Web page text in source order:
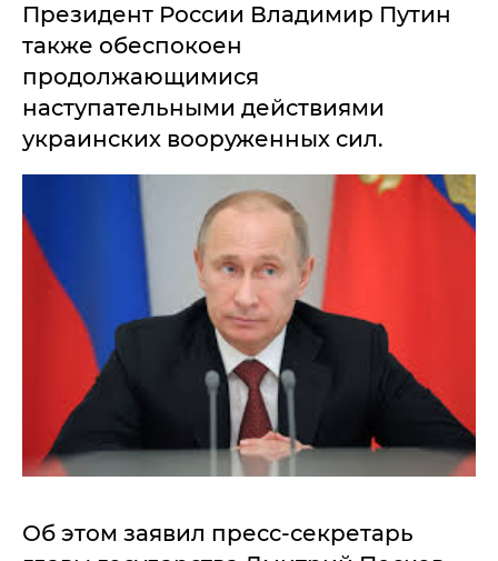
Президент России Владимир Путин
также обеспокоен
продолжающимися
наступательными действиями
украинских вооруженных сил.
Об этом заявил пресс-секретарь